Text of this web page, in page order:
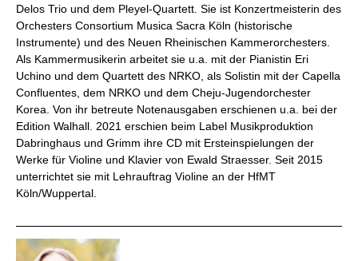
Delos Trio und dem Pleyel-Quartett. Sie ist Konzertmeisterin des
Orchesters Consortium Musica Sacra Köln (historische
Instrumente) und des Neuen Rheinischen Kammerorchesters.
Als Kammermusikerin arbeitet sie u.a. mit der Pianistin Eri
Uchino und dem Quartett des NRKO, als Solistin mit der Capella
Confluentes, dem NRKO und dem Cheju-Jugendorchester
Korea. Von ihr betreute Notenausgaben erschienen u.a. bei der
Edition Walhall. 2021 erschien beim Label Musikproduktion
Dabringhaus und Grimm ihre CD mit Ersteinspielungen der
Werke für Violine und Klavier von Ewald Straesser. Seit 2015
unterrichtet sie mit Lehrauftrag Violine an der HfMT
Köln/Wuppertal.